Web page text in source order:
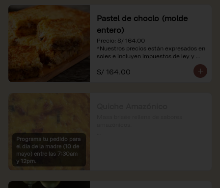
Pastel de choclo (molde
entero)
Precio: S/ 164.00
*Nuestros precios están expresados en
soles e incluyen impuestos de ley y
S/ 164.00
Programa tu pedido para
el dia de la madre (10 de
mayo) entre las 7:30am
y 12pm.